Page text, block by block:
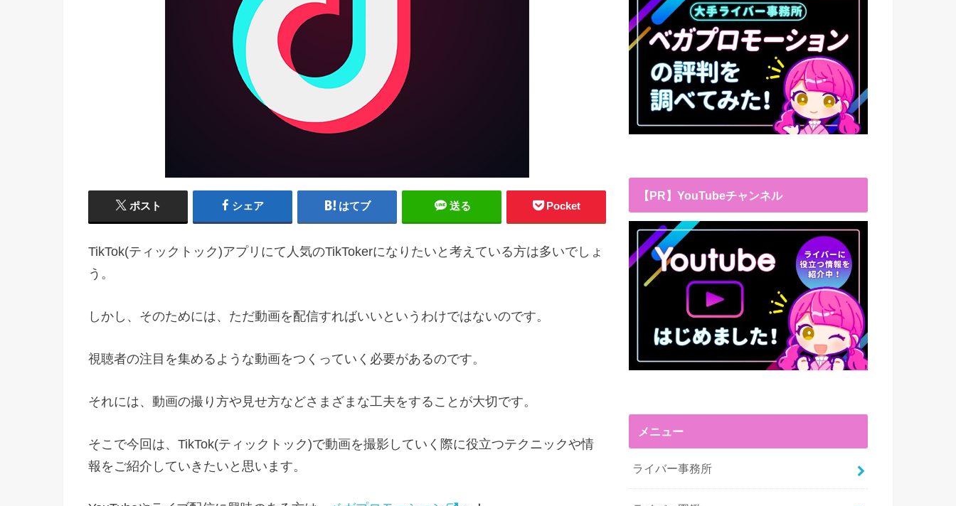
ポスト シェア はてブ 送る Pocket
TikTok(ティックトック)アプリにて人気のTikTokerになりたいと考えている方は多いでしょ
う。
しかし、そのためには、ただ動画を配信すればいいというわけではないのです。
視聴者の注目を集めるような動画をつくっていく必要があるのです。
それには、動画の撮り方や見せ方などさまざまな工夫をすることが大切です。
そこで今回は、TikTok(ティックトック)で動画を撮影していく際に役立つテクニックや情
報をご紹介していきたいと思います。
【PR】YouTubeチャンネル
メニュー
ライバー事務所